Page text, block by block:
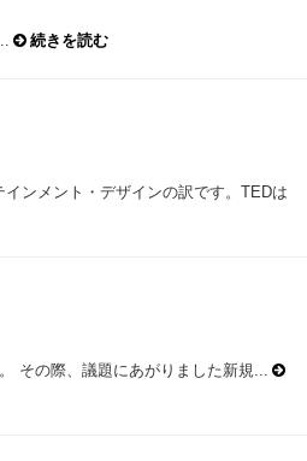
続きを読む
ンメント・デザインの訳です。TEDは
その際、議題にあがりました新規...